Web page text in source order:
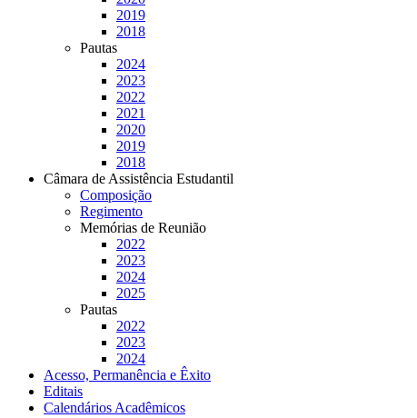
2019
2018
Pautas
2024
2023
2022
2021
2020
2019
2018
Câmara de Assistência Estudantil
Composição
Regimento
Memórias de Reunião
2022
2023
2024
2025
Pautas
2022
2023
2024
Acesso, Permanência e Êxito
Editais
Calendários Acadêmicos